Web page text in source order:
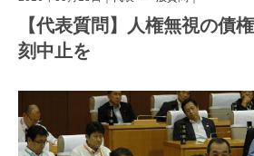
【代表質問】人権無視の債
刻中止を